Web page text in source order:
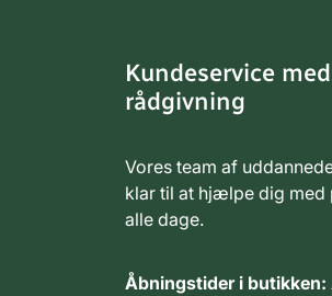
Kundeservice
rådgivning
Vores team af
klar til at hjælpe dig
alle dage.
Åbningstider i butikken: